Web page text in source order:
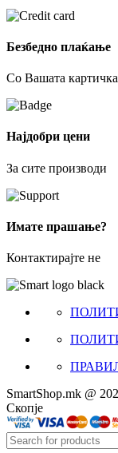
Безбедно плаќање
Со Вашата картичка
Најдобри цени
За сите производи
Имате прашање?
Контактирајте не
SmartShop.mk
Скопје